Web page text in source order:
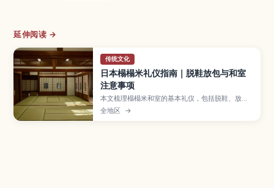
延伸阅读 →
传统文化
日本榻榻米礼仪指南｜脱鞋放包与和室
注意事项
本文梳理榻榻米和室的基本礼仪，包括脱鞋、放
包、拍照与防损细节，帮助新手从容应对。
全地区 →